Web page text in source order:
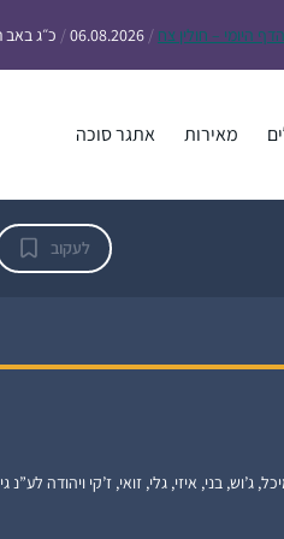
הדף היומי – חולין צח /
06.08.2026
/ כ״ג באב
מאירות אתגר סוכה
לעקוב
בני, איזי, גלי, זואי, ז’קי ויהודה לע”נ